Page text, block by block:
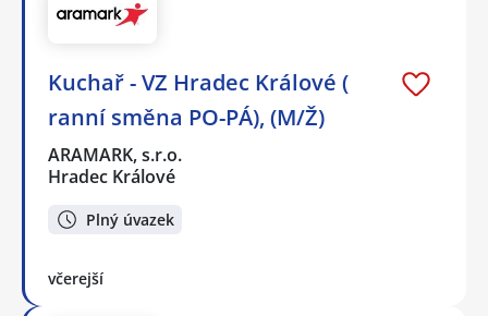
Kuchař - VZ Hradec Králové (
ranní směna PO-PÁ), (M/Ž)
ARAMARK, s.r.o.
Hradec Králové
Plný úvazek
včerejší